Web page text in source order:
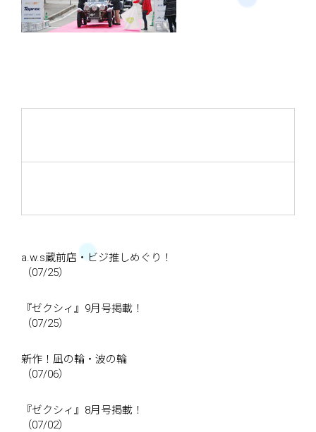
a.w.s蔵前店・ビジ推しめぐり！
（07/25）
『ゼクシィ』9月号掲載！
（07/25）
新作！凪の輪・波の輪
（07/06）
『ゼクシィ』8月号掲載！
（07/02）